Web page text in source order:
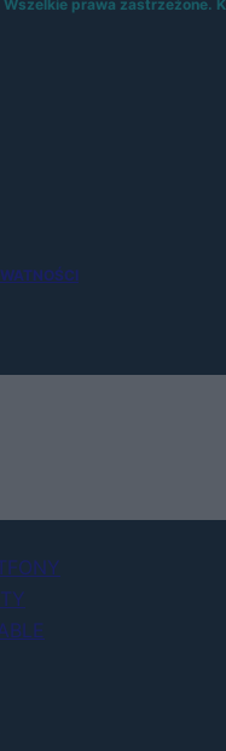
prawa zastrzeżone. K